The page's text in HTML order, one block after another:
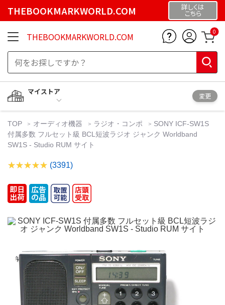
THEBOOKMARKWORLD.COM 詳しくは
こちら
THEBOOKMARKWORLD.COM 0
マイストア
変更
TOP オーディオ機器 ラジオ・コンポ
SONY ICF-SW1S
付属多数 フルセット級 BCL短波ラジオ ジャンク Worldband
SW1S - Studio RUM サイト
(3391)